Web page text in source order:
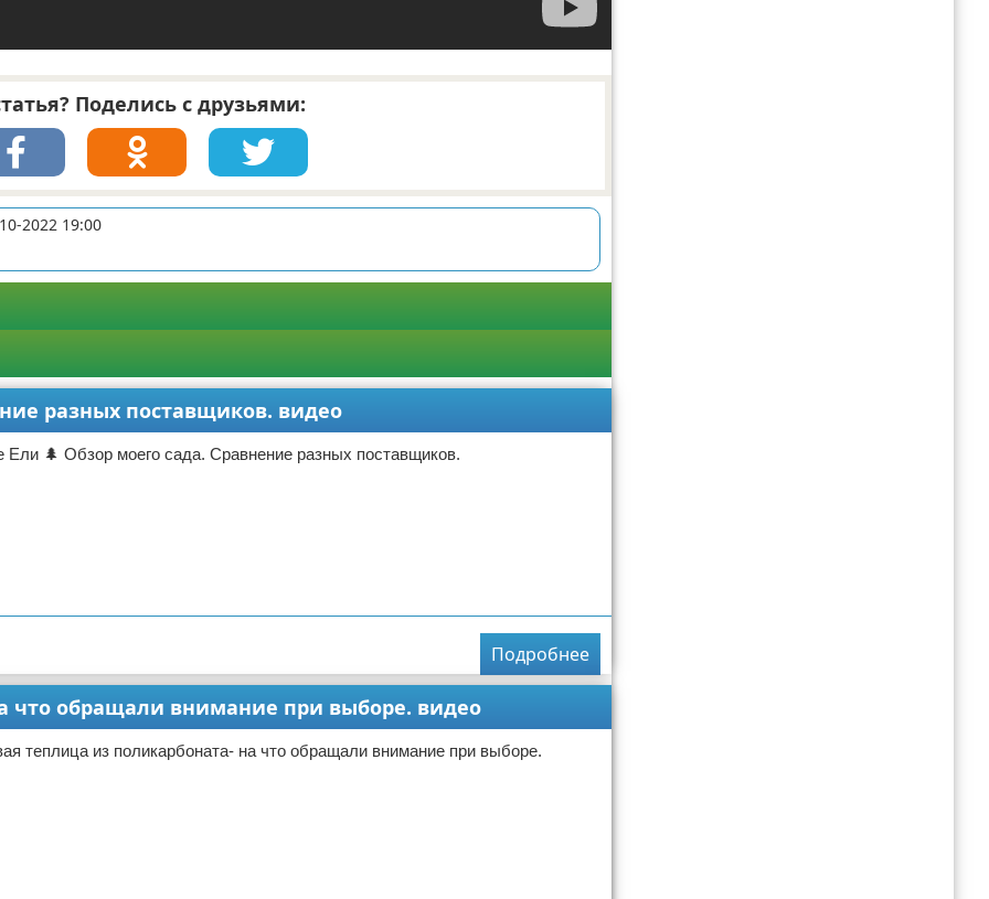
Поделись с друзьями:
2022 19:00
разных поставщиков. видео
Ели 🌲 Обзор моего сада. Сравнение разных поставщиков.
Подробнее
что обращали внимание при выборе. видео
теплица из поликарбоната- на что обращали внимание при выборе.